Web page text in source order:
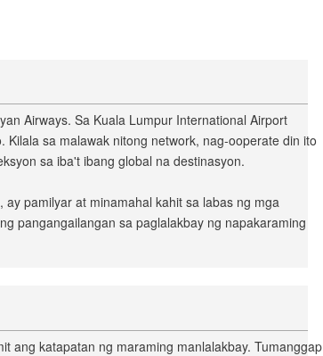
Airways. Sa Kuala Lumpur International Airport
sa malawak nitong network, nag-ooperate din ito
sa iba't ibang global na destinasyon.
pamilyar at minamahal kahit sa labas ng mga
pangangailangan sa paglalakbay ng napakaraming
ang katapatan ng maraming manlalakbay. Tumanggap